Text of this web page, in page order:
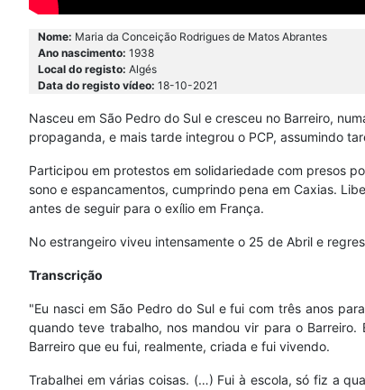
Nome: Maria da Conceição Rodrigues de Matos Abrantes
Ano nascimento: 1938
Local do registo: Algés
Data do registo vídeo: 18-10-2021
Nasceu em São Pedro do Sul e cresceu no Barreiro,
propaganda, e mais tarde integrou o PCP, assumindo
Participou em protestos em solidariedade com presos
sono e espancamentos, cumprindo pena em Caxias.
antes de seguir para o exílio em França.
No estrangeiro viveu intensamente o 25 de Abril e
Transcrição
"Eu nasci em São Pedro do Sul e fui com três anos
quando teve trabalho, nos mandou vir para o
Barreiro que eu fui, realmente, criada e fui vivendo.
Trabalhei em várias coisas. (…) Fui à escola, só fiz a